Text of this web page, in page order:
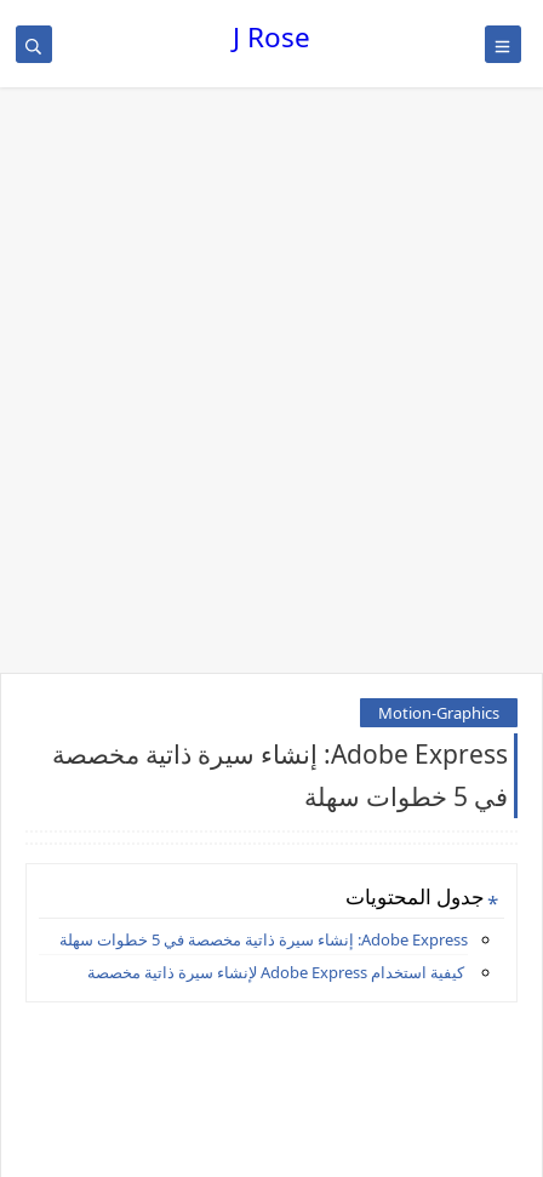
J Rose
Motion-Graphics
Adobe Express: إنشاء سيرة ذاتية مخصصة
في 5 خطوات سهلة
جدول المحتويات
Adobe Express: إنشاء سيرة ذاتية مخصصة في 5 خطوات سهلة
كيفية استخدام Adobe Express لإنشاء سيرة ذاتية مخصصة